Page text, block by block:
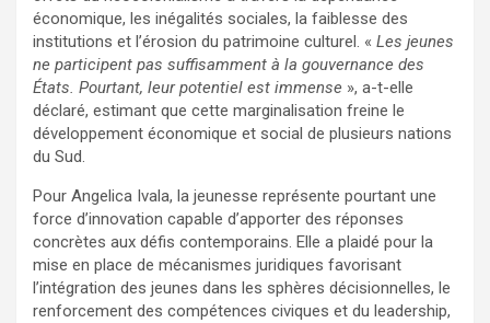
économique, les inégalités sociales, la faiblesse des
institutions et l’érosion du patrimoine culturel. « Les jeunes
ne participent pas suffisamment à la gouvernance des
États. Pourtant, leur potentiel est immense », a-t-elle
déclaré, estimant que cette marginalisation freine le
développement économique et social de plusieurs nations
du Sud.
Pour Angelica Ivala, la jeunesse représente pourtant une
force d’innovation capable d’apporter des réponses
concrètes aux défis contemporains. Elle a plaidé pour la
mise en place de mécanismes juridiques favorisant
l’intégration des jeunes dans les sphères décisionnelles, le
renforcement des compétences civiques et du leadership,